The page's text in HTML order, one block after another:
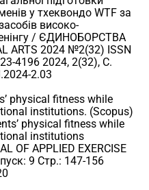
у тхеквондо WTF за
високо-
/ ЄДИНОБОРСТВА
ARTS 2024 №2(32) ISSN
4196 2024, 2(32), С.
2.03
physical fitness while
institutions. (Scopus)
physical fitness while
institutions
OF APPLIED EXERCISE
9 Стр.: 147-156